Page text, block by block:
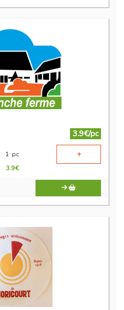
3.9€/pc
1 pc +
3.9€